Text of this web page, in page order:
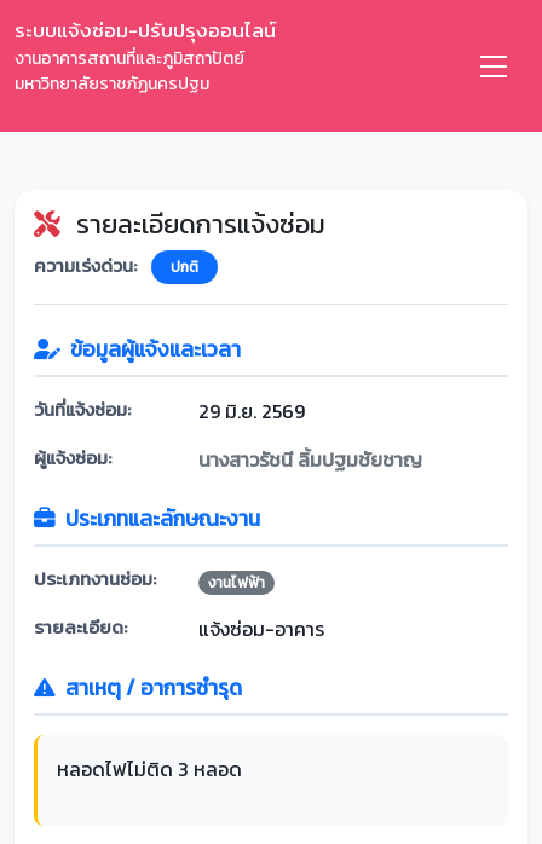
ระบบแจ้งซ่อม-ปรับปรุงออนไลน์
งานอาคารสถานที่และภูมิสถาปัตย์
มหาวิทยาลัยราชภัฏนครปฐม
รายละเอียดการแจ้งซ่อม
ความเร่งด่วน: ปกติ
ข้อมูลผู้แจ้งและเวลา
วันที่แจ้งซ่อม: 29 มิ.ย. 2569
ผู้แจ้งซ่อม: นางสาวรัชนี ลิ้มปฐมชัยชาญ
ประเภทและลักษณะงาน
ประเภทงานซ่อม: งานไฟฟ้า
รายละเอียด: แจ้งซ่อม-อาคาร
สาเหตุ / อาการชำรุด
หลอดไฟไม่ติด 3 หลอด